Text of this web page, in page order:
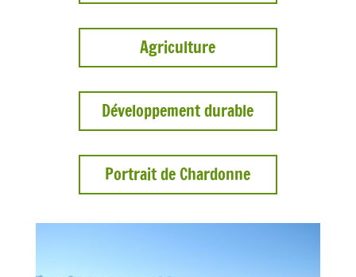
Agriculture
Développement durable
Portrait de Chardonne